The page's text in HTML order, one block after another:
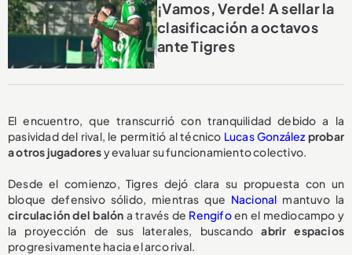
¡Vamos, Verde! A sellar la
clasificación a octavos
ante Tigres
El encuentro, que transcurrió con tranquilidad debido a la
pasividad del rival, le permitió al técnico Lucas González probar
a otros jugadoresy evaluar su funcionamiento colectivo.
Desde el comienzo, Tigres dejó clara su propuesta con un
bloque defensivo sólido, mientras que Nacional mantuvo la
circulación del balón a través de Rengifoen el mediocampo y
la proyección de sus laterales, buscandoabrir espacios
progresivamente hacia el arco rival.